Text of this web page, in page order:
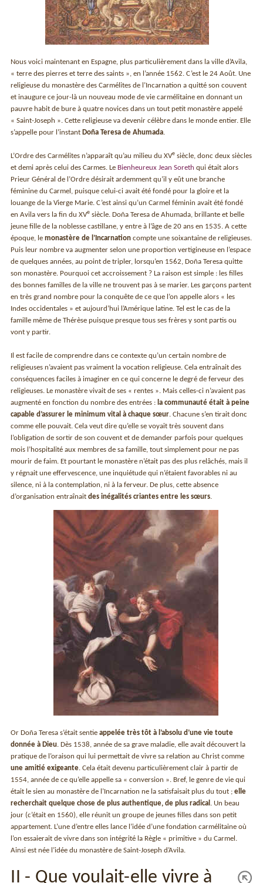
Nous voici maintenant en Espagne, plus particulièrement dans la ville d’Avila,
« terre des pierres et terre des saints », en l’année 1562. C’est le 24 Août. Une
religieuse du monastère des Carmélites de l’Incarnation a quitté son couvent
et inaugure ce jour-là un nouveau mode de vie carmélitaine en donnant un
pauvre habit de bure à quatre novices dans un tout petit monastère appelé
« Saint-Joseph ». Cette religieuse va devenir célèbre dans le monde entier. Elle
s’appelle pour l’instant Doña Teresa de Ahumada
L’Ordre des Carmélites n’apparaît qu’au milieu du XVe siècle, donc deux siècles
et demi après celui des Carmes. Le Bienheureux Jean Soreth qui était alors
Prieur Général de l’Ordre désirait ardemment qu’il y eût une branche
féminine du Carmel, puisque celui-ci avait été fondé pour la gloire et la
louange de la Vierge Marie. C’est ainsi qu’un Carmel féminin avait été fondé
en Avila vers la fin du XVe siècle. Doña Teresa de Ahumada, brillante et belle
jeune fille de la noblesse castillane, y entre à l’âge de 20 ans en 1535. A cette
époque, lemonastère de l’Incarnation compte une soixantaine de religieuses.
Puis leur nombre va augmenter selon une proportion vertigineuse en l’espace
de quelques années, au point de tripler, lorsqu’en 1562, Doña Teresa quitte
son monastère. Pourquoi cet accroissement ? La raison est simple : les filles
des bonnes familles de la ville ne trouvent pas à se marier. Les garçons partent
en très grand nombre pour la conquête de ce que l’on appelle alors « les
Indes occidentales » et aujourd’hui l’Amérique latine. Tel est le cas de la
famille même de Thérèse puisque presque tous ses frères y sont partis ou
vont y partir.
Il est facile de comprendre dans ce contexte qu’un certain nombre de
religieuses n’avaient pas vraiment la vocation religieuse. Cela entraînait des
conséquences faciles à imaginer en ce qui concerne le degré de ferveur des
religieuses. Le monastère vivait de ses « rentes ». Mais celles-ci n’avaient pas
augmenté en fonction du nombre des entrées : la communauté était à peine
capable d’assurer le minimum vital à chaque sœur . Chacune s’en tirait donc
comme elle pouvait. Cela veut dire qu’elle se voyait très souvent dans
l’obligation de sortir de son couvent et de demander parfois pour quelques
mois l’hospitalité aux membres de sa famille, tout simplement pour ne pas
mourir de faim. Et pourtant le monastère n’était pas des plus relâchés, mais il
y régnait une effervescence, une inquiétude qui n’étaient favorables ni au
silence, ni à la contemplation, ni à la ferveur. De plus, cette absence
d’organisation entraînaitdes inégalités criantes entre les sœurs
Or Doña Teresa s’était sentieappelée très tôt à l’absolu d’une vie toute
donnée à Dieu. Dès 1538, année de sa grave maladie, elle avait découvert la
pratique de l’oraison qui lui permettait de vivre sa relation au Christ comme
une amitié exigeante. Cela était devenu particulièrement clair à partir de
1554, année de ce qu’elle appelle sa « conversion ». Bref, le genre de vie qui
était le sien au monastère de l’Incarnation ne la satisfaisait plus du tout ;elle
recherchait quelque chose de plus authentique, de plus radical . Un beau
jour (c’était en 1560), elle réunit un groupe de jeunes filles dans son petit
appartement. L’une d’entre elles lance l’idée d’une fondation carmélitaine où
l’on essaierait de vivre dans son intégrité la Règle « primitive » du Carmel.
Ainsi est née l’idée du monastère de Saint-Joseph d’Avila.
II - Que voulait-elle vivre à